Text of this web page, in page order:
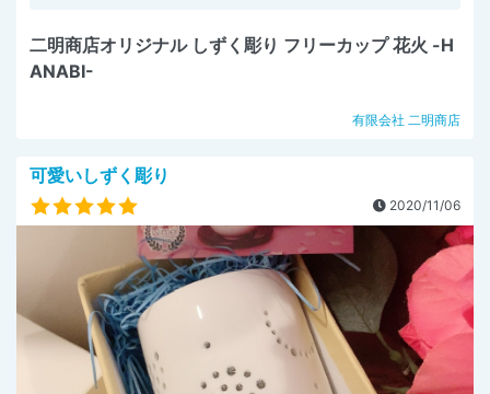
二明商店オリジナル しずく彫り フリーカップ 花火 -H
ANABI-
有限会社 二明商店
可愛いしずく彫り
2020/11/06